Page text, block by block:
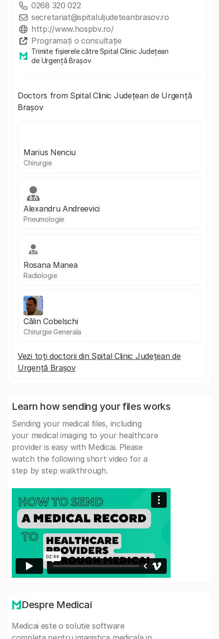
0268 320 022
secretariat@spitaluljudeteanbrasov.ro
http://www.hospbv.ro/
Programați o consultație
Trimite fișierele către Spital Clinic Județean
de Urgență Brașov
Doctors from Spital Clinic Județean de Urgență
Brașov
Marius Nenciu
Chirurgie
Alexandru Andreevici
Pneumologie
Rosana Manea
Radiologie
Călin Cobelschi
Chirurgie Generala
Vezi toți doctorii din Spital Clinic Județean de
Urgență Brașov
Learn how sending your files works
Sending your medical files, including
your medical imaging to your healthcare
provider is easy with Medicai. Please
watch the following short video for a
step by step walkthrough.
Despre Medicai
Medicai este o solutie software